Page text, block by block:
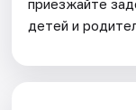
приезжайте
детей и